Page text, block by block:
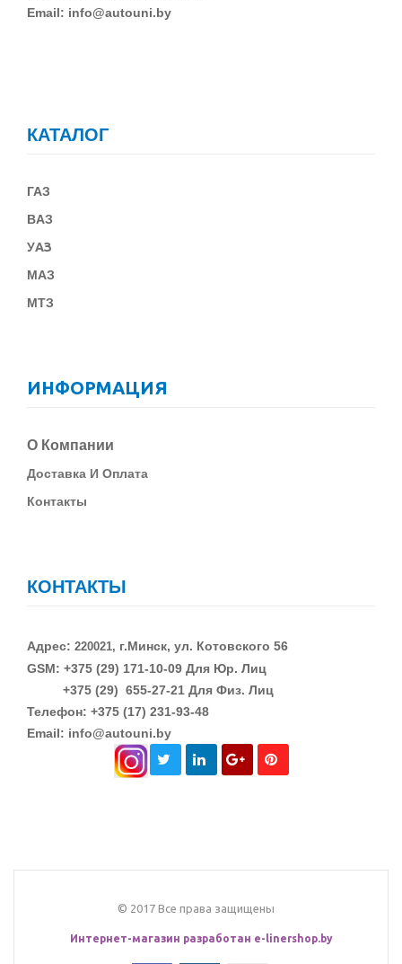
Email: info@autouni.by
КАТАЛОГ
ГАЗ
ВАЗ
УАЗ
МАЗ
МТЗ
ИНФОРМАЦИЯ
О Компании
ДОставка И Оплата
Контакты
КОНТАКТЫ
Адрес: 220021, г.Минск, ул. Котовского 56
GSM: +375 (29) 171-10-09 Для Юр. Лиц
+375 (29) 655-27-21 Для Физ. Лиц
Телефон: +375 (17) 231-93-48
Email: info@autouni.by
© 2017 Все права защищены
Интернет-магазин разработан e-linershop.by